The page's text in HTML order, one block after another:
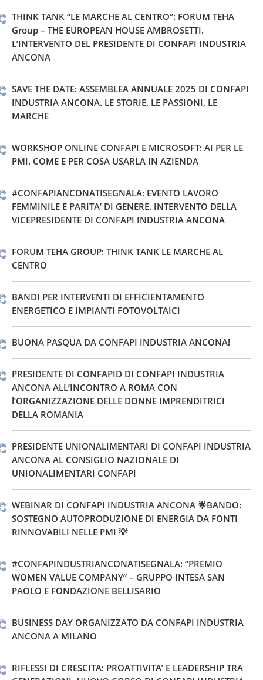
THINK TANK “LE MARCHE AL CENTRO”: FORUM TEHA
Group – THE EUROPEAN HOUSE AMBROSETTI.
L’INTERVENTO DEL PRESIDENTE DI CONFAPI INDUSTRIA
ANCONA
SAVE THE DATE: ASSEMBLEA ANNUALE 2025 DI CONFAPI
INDUSTRIA ANCONA. LE STORIE, LE PASSIONI, LE
MARCHE
WORKSHOP ONLINE CONFAPI E MICROSOFT: AI PER LE
PMI. COME E PER COSA USARLA IN AZIENDA
#CONFAPIANCONATISEGNALA: EVENTO LAVORO
FEMMINILE E PARITA’ DI GENERE. INTERVENTO DELLA
VICEPRESIDENTE DI CONFAPI INDUSTRIA ANCONA
FORUM TEHA GROUP: THINK TANK LE MARCHE AL
CENTRO
BANDI PER INTERVENTI DI EFFICIENTAMENTO
ENERGETICO E IMPIANTI FOTOVOLTAICI
BUONA PASQUA DA CONFAPI INDUSTRIA ANCONA!
PRESIDENTE DI CONFAPID DI CONFAPI INDUSTRIA
ANCONA ALL’INCONTRO A ROMA CON
l’ORGANIZZAZIONE DELLE DONNE IMPRENDITRICI
DELLA ROMANIA
PRESIDENTE UNIONALIMENTARI DI CONFAPI INDUSTRIA
ANCONA AL CONSIGLIO NAZIONALE DI
UNIONALIMENTARI CONFAPI
WEBINAR DI CONFAPI INDUSTRIA ANCONA 🌟BANDO:
SOSTEGNO AUTOPRODUZIONE DI ENERGIA DA FONTI
RINNOVABILI NELLE PMI 💡
#CONFAPINDUSTRIANCONATISEGNALA: “PREMIO
WOMEN VALUE COMPANY” – GRUPPO INTESA SAN
PAOLO E FONDAZIONE BELLISARIO
BUSINESS DAY ORGANIZZATO DA CONFAPI INDUSTRIA
ANCONA A MILANO
RIFLESSI DI CRESCITA: PROATTIVITA’ E LEADERSHIP TRA